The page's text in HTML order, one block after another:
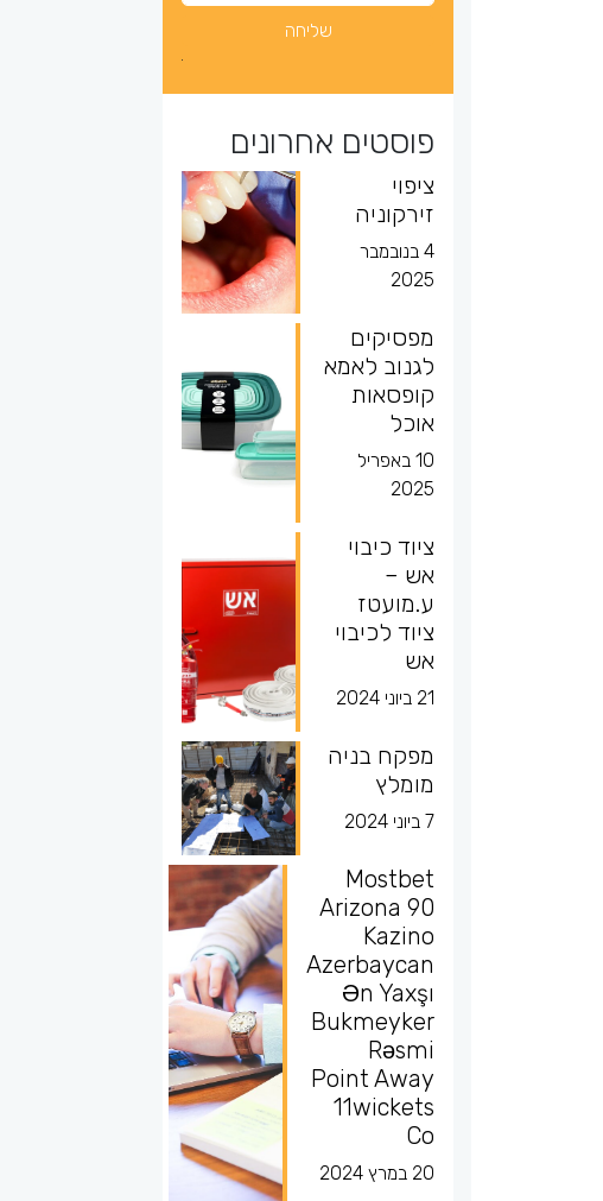
פוסטים אחרונים
ציפוי
זירקוניה
4 בנובמבר
2025
מפסיקים
לגנוב לאמא
קופסאות
אוכל
10 באפריל
2025
ציוד כיבוי
אש –
ע.מועטז
ציוד לכיבוי
אש
21 ביוני 2024
מפקח בניה
מומלץ
7 ביוני 2024
Mostbet
Arizona 90
Kazino
Azerbaycan
Ən Yaxşı
Bukmeyker
Rəsmi
Point Away
11wickets
Co
20 במרץ 2024